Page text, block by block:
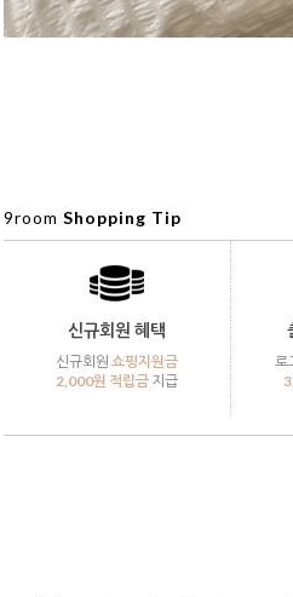
9room Shopping Tip
신규회원 혜택
신규회원 쇼핑지원금
2,000원 적립금지급
로